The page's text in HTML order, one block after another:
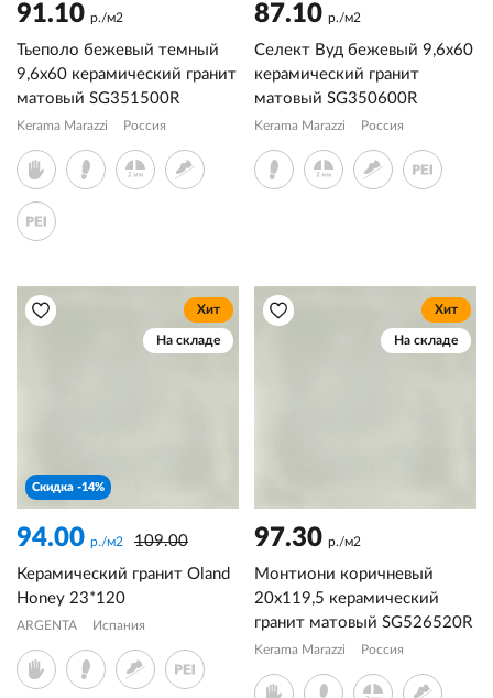
91.10 р./м2
Тьеполо бежевый темный
9,6x60 керамический гранит
матовый SG351500R
Kerama Marazzi Россия
87.10 р./м2
Селект Вуд бежевый 9,6x60
керамический гранит
матовый SG350600R
Kerama Marazzi Россия
Хит
На складе
Скидка -14%
94.00 р./м2
109.00
Керамический гранит Oland
Honey 23*120
ARGENTA Испания
Хит
На складе
97.30 р./м2
Монтиони коричневый
20x119,5 керамический
гранит матовый SG526520R
Kerama Marazzi Россия